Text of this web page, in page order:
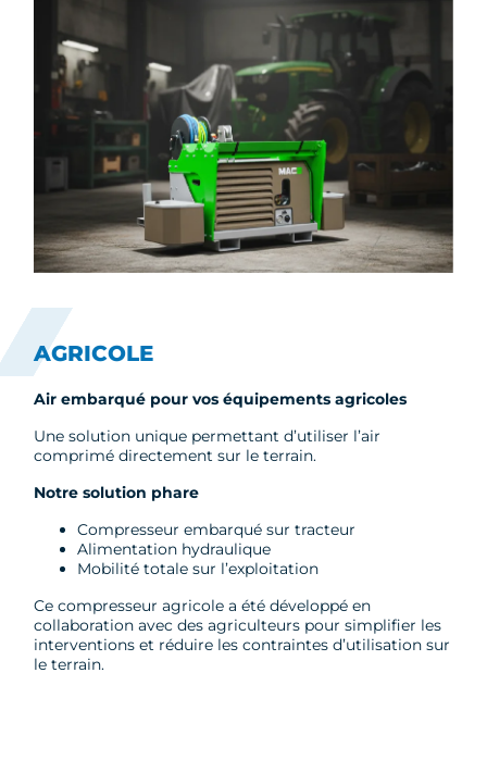
AGRICOLE
Air embarqué pour vos équipements agricoles
Une solution unique permettant d’utiliser l’air
comprimé directement sur le terrain.
Notre solution phare
Compresseur embarqué sur tracteur
Alimentation hydraulique
Mobilité totale sur l’exploitation
Ce compresseur agricole a été développé en
collaboration avec des agriculteurs pour simplifier les
interventions et réduire les contraintes d’utilisation sur
le terrain.